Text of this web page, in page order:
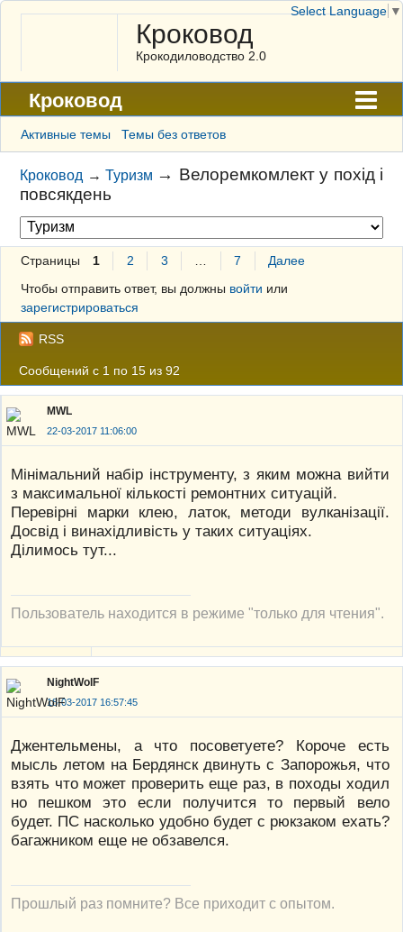
Кроковод
Крокодиловодство 2.0
Кроковод
Форум
Архив
ГАЛЕРЕЯ
Правила
Поиск
Регистрация
Вход
Активные темы Темы без ответов
Кроковод → Туризм → Велоремкомлект у похід і
повсякдень
Страницы 1 2 3 7
Далее
Чтобы отправить ответ, вы должны войти или
зарегистрироваться
RSS
Сообщений с 1 по 15 из 92
MWL
22-03-2017 11:06:00
Мінімальний набір інструменту, з яким можна вийти
з максимальної кількості ремонтних ситуацій.
Перевірні марки клею, латок, методи вулканізації.
Досвід і винахідливість у таких ситуаціях.
Ділимось тут...
Пользователь находится в режиме "только для чтения".
NightWolF
18-03-2017 16:57:45
Джентельмены, а что посоветуете? Короче есть
мысль летом на Бердянск двинуть с Запорожья, что
взять что может проверить еще раз, в походы ходил
но пешком это если получится то первый вело
будет. ПС насколько удобно будет с рюкзаком ехать?
багажником еще не обзавелся.
Прошлый раз помните? Все приходит с опытом.
Select Language ▼